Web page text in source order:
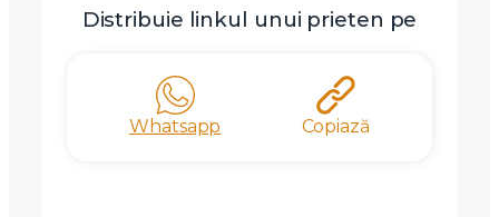
Distribuie linkul unui prieten pe
Whatsapp Copiază